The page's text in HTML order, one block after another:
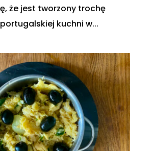
że jest tworzony trochę
kuchni w...